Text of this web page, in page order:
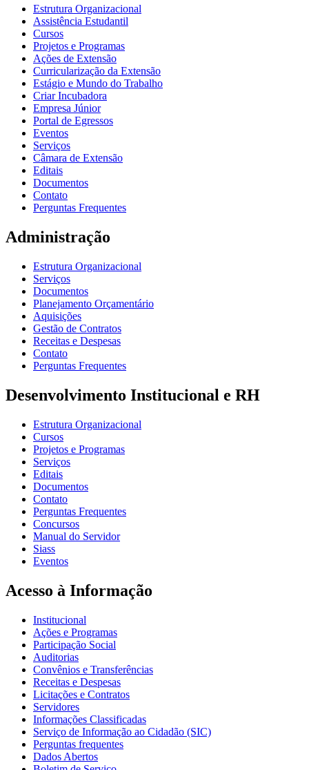
Estrutura Organizacional
Assistência Estudantil
Cursos
Projetos e Programas
Ações de Extensão
Curricularização da Extensão
Estágio e Mundo do Trabalho
Criar Incubadora
Empresa Júnior
Portal de Egressos
Eventos
Serviços
Câmara de Extensão
Editais
Documentos
Contato
Perguntas Frequentes
Administração
Estrutura Organizacional
Serviços
Documentos
Planejamento Orçamentário
Aquisições
Gestão de Contratos
Receitas e Despesas
Contato
Perguntas Frequentes
Desenvolvimento Institucional e RH
Estrutura Organizacional
Cursos
Projetos e Programas
Serviços
Editais
Documentos
Contato
Perguntas Frequentes
Concursos
Manual do Servidor
Siass
Eventos
Acesso à Informação
Institucional
Ações e Programas
Participação Social
Auditorias
Convênios e Transferências
Receitas e Despesas
Licitações e Contratos
Servidores
Informações Classificadas
Serviço de Informação ao Cidadão (SIC)
Perguntas frequentes
Dados Abertos